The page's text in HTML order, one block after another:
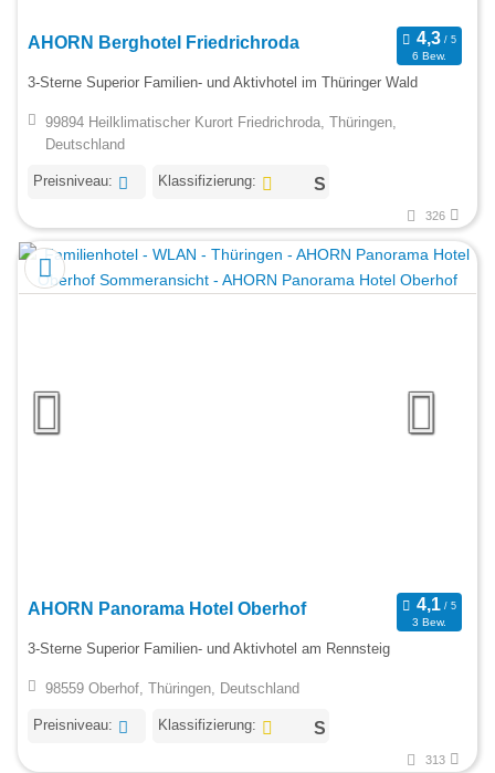
AHORN Berghotel Friedrichroda
6 Bew.
3-Sterne Superior Familien- und Aktivhotel im Thüringer Wald
99894 Heilklimatischer Kurort Friedrichroda, Thüringen,
Deutschland
Preisniveau: Klassifizierung:
326
AHORN Panorama Hotel Oberhof
3 Bew.
3-Sterne Superior Familien- und Aktivhotel am Rennsteig
98559 Oberhof, Thüringen, Deutschland
Preisniveau: Klassifizierung:
313